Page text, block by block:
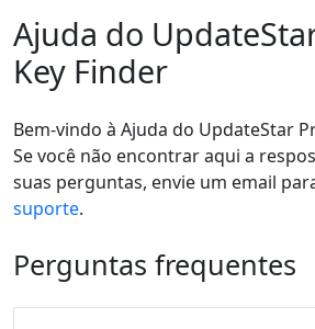
Ajuda do
Key Finder
Bem-vindo à Ajuda do UpdateStar
Se você não encontrar aqui a
suas perguntas, envie um email
suporte.
Perguntas frequentes